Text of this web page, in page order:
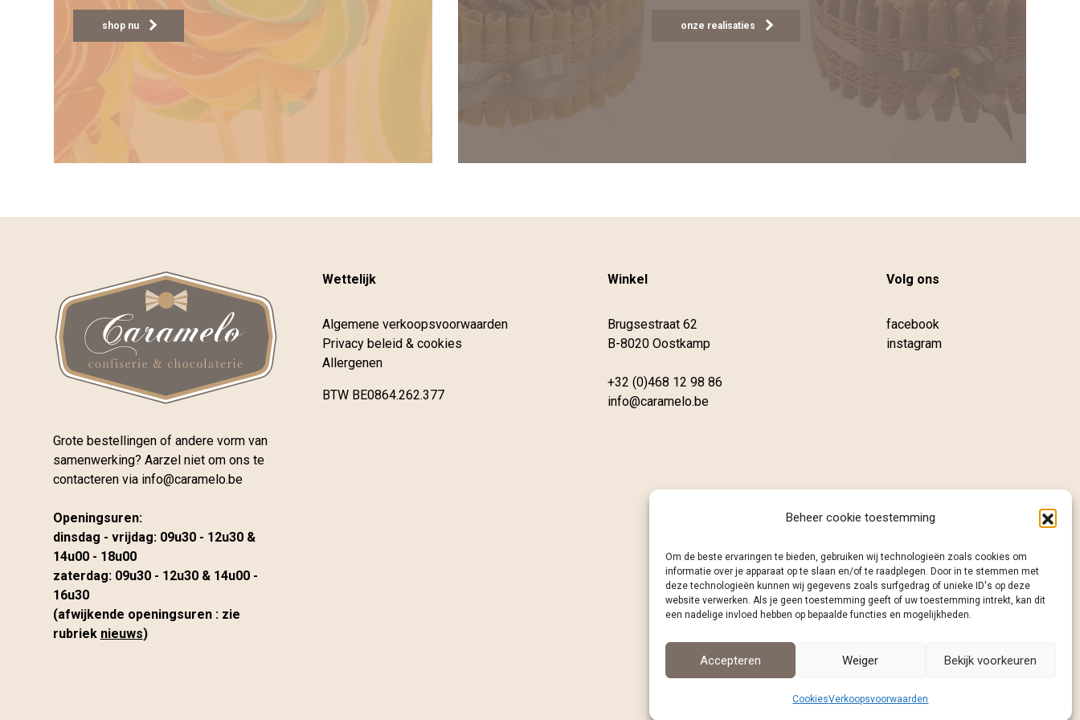
Beheer cookie toestemming
Om de beste ervaringen te bieden, gebruiken wij technologieën zoals cookies om
informatie over je apparaat op te slaan en/of te raadplegen. Door in te stemmen met
deze technologieën kunnen wij gegevens zoals surfgedrag of unieke ID's op deze
website verwerken. Als je geen toestemming geeft of uw toestemming intrekt, kan dit
een nadelige invloed hebben op bepaalde functies en mogelijkheden.
Accepteren Weiger Bekijk voorkeuren
CookiesVerkoopsvoorwaarden
shop nu onze realisaties
Grote bestellingen of andere vorm van
samenwerking? Aarzel niet om ons te
contacteren via info@caramelo.be
Openingsuren:
dinsdag - vrijdag: 09u30 - 12u30 &
14u00 - 18u00
zaterdag: 09u30 - 12u30 & 14u00 -
16u30
(afwijkende openingsuren : zie
rubriek nieuws)
Wettelijk
Algemene verkoopsvoorwaarden
Privacy beleid & cookies
Allergenen
BTW BE0864.262.377
Winkel
Brugsestraat 62
B-8020 Oostkamp
+32 (0)468 12 98 86
info@caramelo.be
Volg ons
facebook
instagram
cookies|website laten maken door wcreate